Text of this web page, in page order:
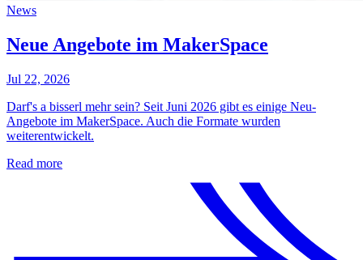
News
Neue Angebote im MakerSpace
Jul 22, 2026
Darf's a bisserl mehr sein? Seit Juni 2026 gibt es einige Neu-
Angebote im MakerSpace. Auch die Formate wurden
weiterentwickelt.
Read more